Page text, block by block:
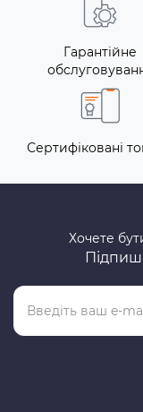
Гарантійне
Сертифіковані
Хочете